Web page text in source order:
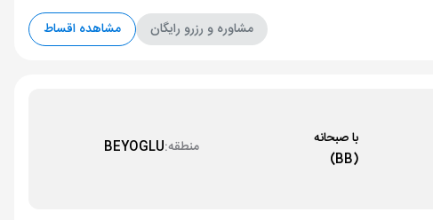
مشاوره و رزرو رایگان مشاهده اقساط
با صبحانه
(BB)
منطقه:BEYOGLU